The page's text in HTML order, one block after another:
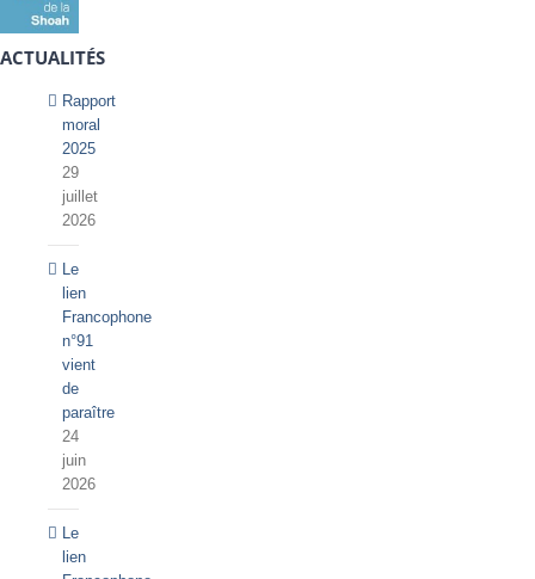
ACTUALITÉS
Rapport
moral
2025
29
juillet
2026
Le
lien
Francophone
n°91
vient
de
paraître
24
juin
2026
Le
lien